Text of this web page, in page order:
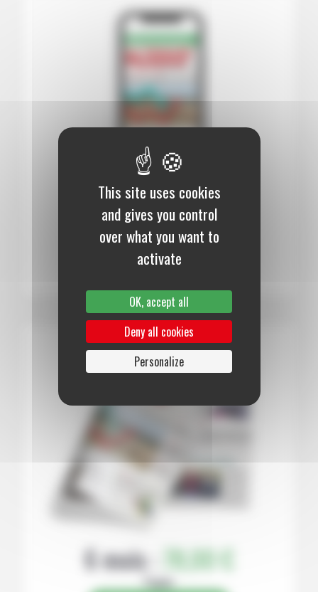
12 mois :99,00 €
Numérique
S’abonner au journal
6 mois : 78,00 €
Papier
This site uses cookies
and gives you control
over what you want to
activate
OK, accept all
Deny all cookies
Personalize